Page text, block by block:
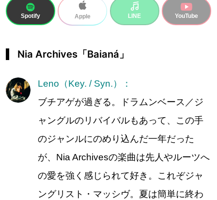
Spotify Apple LINE YouTube
Nia Archives「Baianá」
Leno（Key. / Syn.）：
ブチアゲが過ぎる。ドラムンベース／ジ
ャングルのリバイバルもあって、この手
のジャンルにのめり込んだ一年だった
が、Nia Archivesの楽曲は先人やルーツへ
の愛を強く感じられて好き。これぞジャ
ングリスト・マッシヴ。夏は簡単に終わ